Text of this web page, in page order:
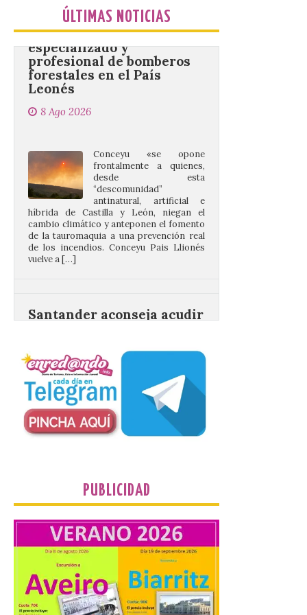
ÚLTIMAS NOTICIAS
especializado y
profesional de bomberos
Leonés
8 Ago 2026
“descomunidad”
antinatural, artificial e
híbrida de Castilla y León, niegan el
cambio climático y anteponen el fomento
de la tauromaquia a una prevención real
de los incendios. Conceyu Pais Llionés
vuelve a […]
público y evitar el
vehículo privado para el
8 Ago 2026
El TUS cuenta con líneas
que llegan a la zona en
puntos como el faro de
Cabo Mayor, Cueto,
Turismo de Extremadura
impulsa nuevas
iniciativas relacionadas
con el trío de eclipses para
afianzar a Extremadura
como referente en
PUBLICIDAD